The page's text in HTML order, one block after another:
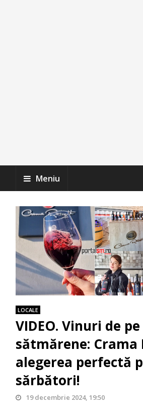
Meniu
LOCALE
VIDEO. Vinuri de
sătmărene: Crama
alegerea perfectă
sărbători!
19 decembrie 2024, 19:50